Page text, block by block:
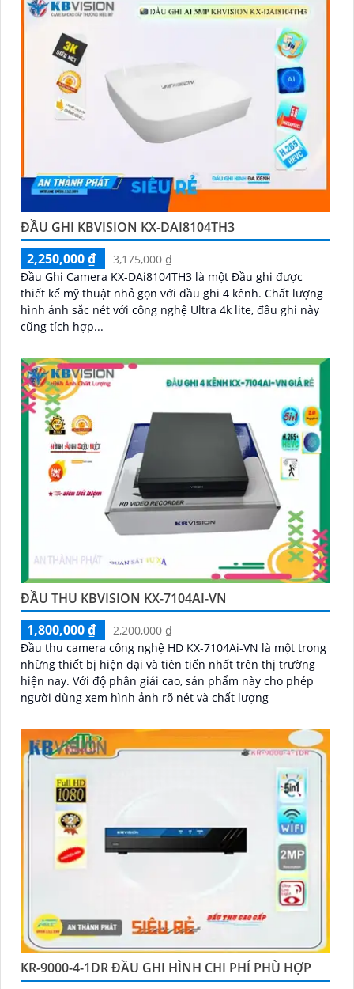
ĐẦU GHI KBVISION KX-DAI8104TH3
2,250,000 ₫
3,175,000 ₫
Đầu Ghi Camera KX-DAi8104TH3 là một Đầu ghi được
thiết kế mỹ thuật nhỏ gọn với đầu ghi 4 kênh. Chất lượng
hình ảnh sắc nét với công nghệ Ultra 4k lite, đầu ghi này
cũng tích hợp...
ĐẦU THU KBVISION KX-7104AI-VN
1,800,000 ₫
2,200,000 ₫
Đầu thu camera công nghệ HD KX-7104Ai-VN là một trong
những thiết bị hiện đại và tiên tiến nhất trên thị trường
hiện nay. Với độ phân giải cao, sản phẩm này cho phép
người dùng xem hình ảnh rõ nét và chất lượng
KR-9000-4-1DR ĐẦU GHI HÌNH CHI PHÍ PHÙ HỢP